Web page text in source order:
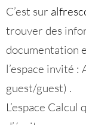
C’est sur
trouver des
documentation
l’espace invité
guest/guest) .
L’espace